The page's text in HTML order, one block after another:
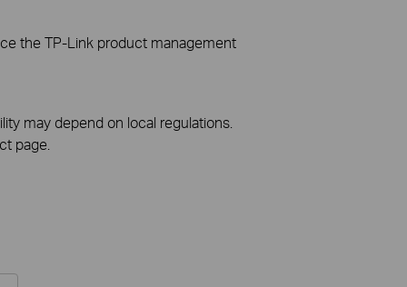
the TP-Link product management
may depend on local regulations.
page.